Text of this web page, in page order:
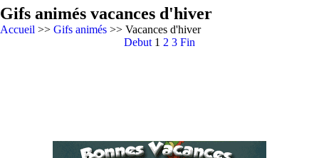
Gifs animés vacances d'hiver
Accueil >> Gifs animés >> Vacances d'hiver
Debut 1 2 3 Fin